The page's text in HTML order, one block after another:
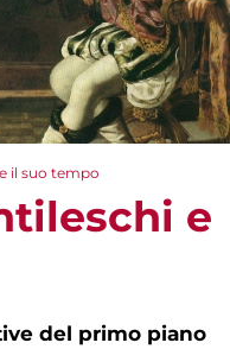
il suo tempo
e
del primo piano